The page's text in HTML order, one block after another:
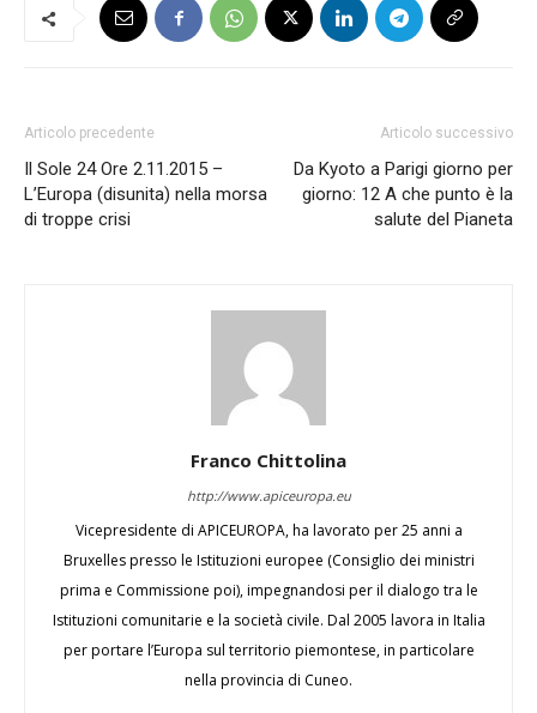
Articolo precedente
Il Sole 24 Ore 2.11.2015 –
L’Europa (disunita) nella morsa
di troppe crisi
Articolo successivo
Da Kyoto a Parigi giorno per
giorno: 12 A che punto è la
salute del Pianeta
Franco Chittolina
http://www.apiceuropa.eu
Vicepresidente di APICEUROPA, ha lavorato per 25 anni a
Bruxelles presso le Istituzioni europee (Consiglio dei ministri
prima e Commissione poi), impegnandosi per il dialogo tra le
Istituzioni comunitarie e la società civile. Dal 2005 lavora in Italia
per portare l’Europa sul territorio piemontese, in particolare
nella provincia di Cuneo.